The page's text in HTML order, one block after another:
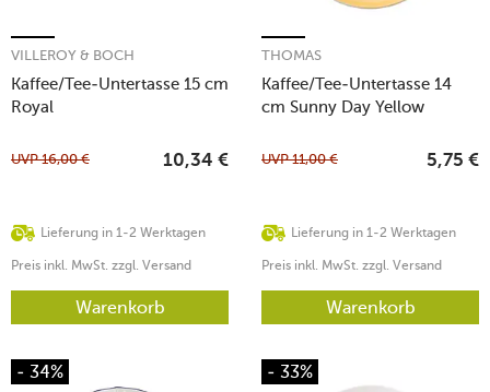
Kaffee/Tee-Untertasse 15 cm
Royal
VILLEROY & BOCH
Lieferung in 1-2 Werktagen
UVP16,00 € 10,34 €
Preis inkl. MwSt. zzgl. Versand
Warenkorb
Kaffee/Tee-Untertasse 14
cm Sunny Day Yellow
THOMAS
Lieferung in 1-2 Werktagen
UVP11,00 € 5,75 €
Preis inkl. MwSt. zzgl. Versand
Warenkorb
- 34% - 33%